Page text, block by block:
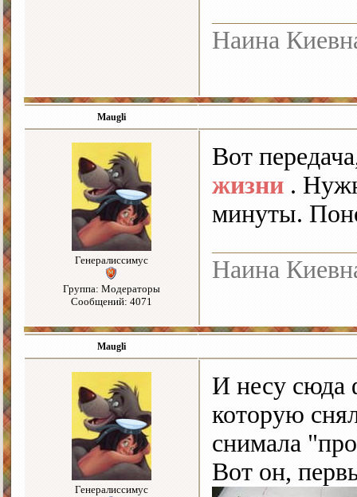
Наина
Maugli
Генералиссимус
Группа: Модераторы
Сообщений: 4071
Вот
жизни .
минуты.
Наина
Maugli
Генералиссимус
И несу сюда
которую
снимала
Вот он,